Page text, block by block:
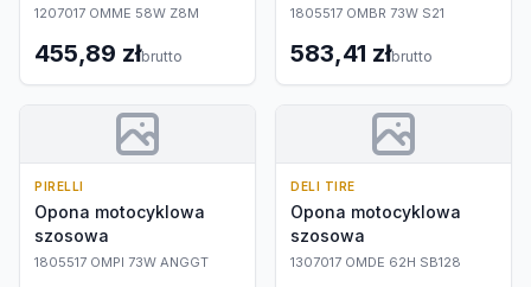
1207017 OMME 58W Z8M
455,89 złbrutto
1805517 OMBR 73W S21
583,41 złbrutto
PIRELLI
Opona motocyklowa
szosowa
1805517 OMPI 73W ANGGT
DELI TIRE
Opona motocyklowa
szosowa
1307017 OMDE 62H SB128